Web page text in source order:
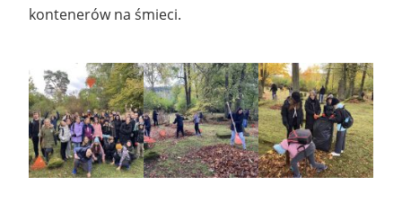
kontenerów na śmieci.